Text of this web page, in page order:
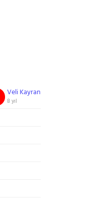
Veli Kayran
8 yıl